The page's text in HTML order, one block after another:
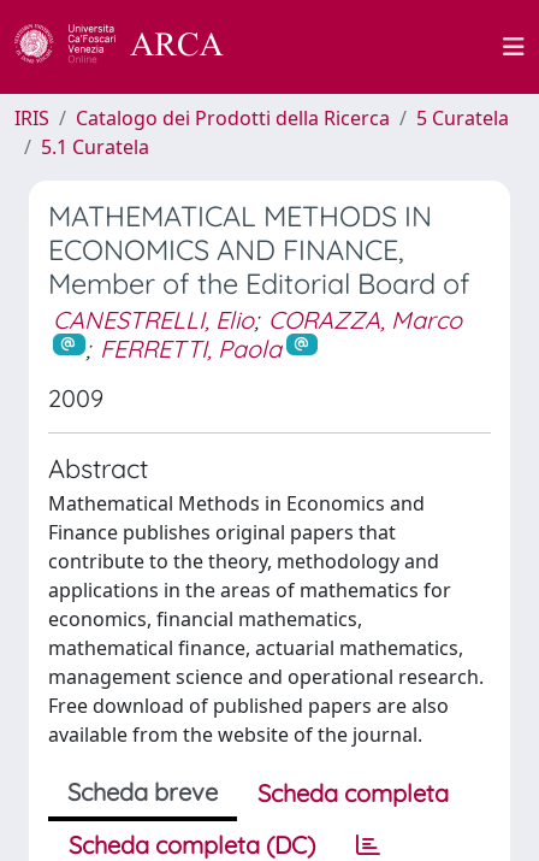
IRIS Catalogo dei Prodotti della Ricerca
5 Curatela
5.1 Curatela
MATHEMATICAL METHODS IN
ECONOMICS AND FINANCE,
Member of the Editorial Board of
CANESTRELLI, Elio; CORAZZA, Marco
; FERRETTI, Paola
2009
Abstract
Mathematical Methods in Economics and
Finance publishes original papers that
contribute to the theory, methodology and
applications in the areas of mathematics for
economics, financial mathematics,
mathematical finance, actuarial mathematics,
management science and operational research.
Free download of published papers are also
available from the website of the journal.
Scheda breve
Scheda completa
Scheda completa (DC)